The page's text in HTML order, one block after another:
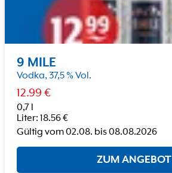
9 MILE
Vodka, 37,5 % Vol.
12.99 €
0,7 l
Liter: 18.56€
Gültig vom02.08. bis08.08.2026
ZUM ANGEBOT